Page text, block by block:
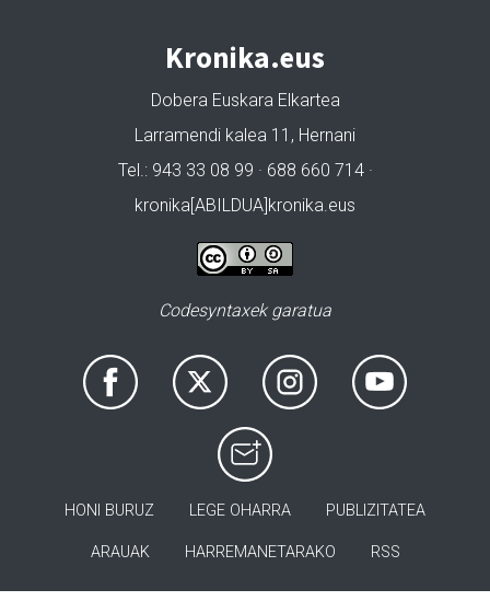
Kronika.eus
Dobera Euskara Elkartea
Larramendi kalea 11, Hernani
Tel.: 943 33 08 99 · 688 660 714 ·
kronika[ABILDUA]kronika.eus
Codesyntaxek garatua
HONI BURUZ LEGE OHARRA PUBLIZITATEA
ARAUAK HARREMANETARAKO RSS